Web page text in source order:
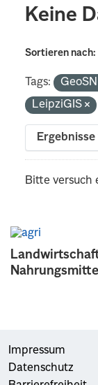
Keine
Sortieren nach
Tags:
LeipziGIS
Bitte versuch
Impressum
Datenschutz